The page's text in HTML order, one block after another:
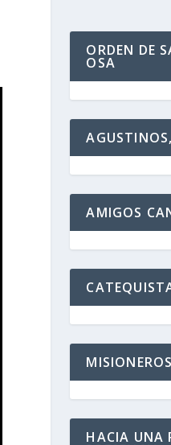
ORDEN DE
OSA
AMIGOS
HACIA UNA